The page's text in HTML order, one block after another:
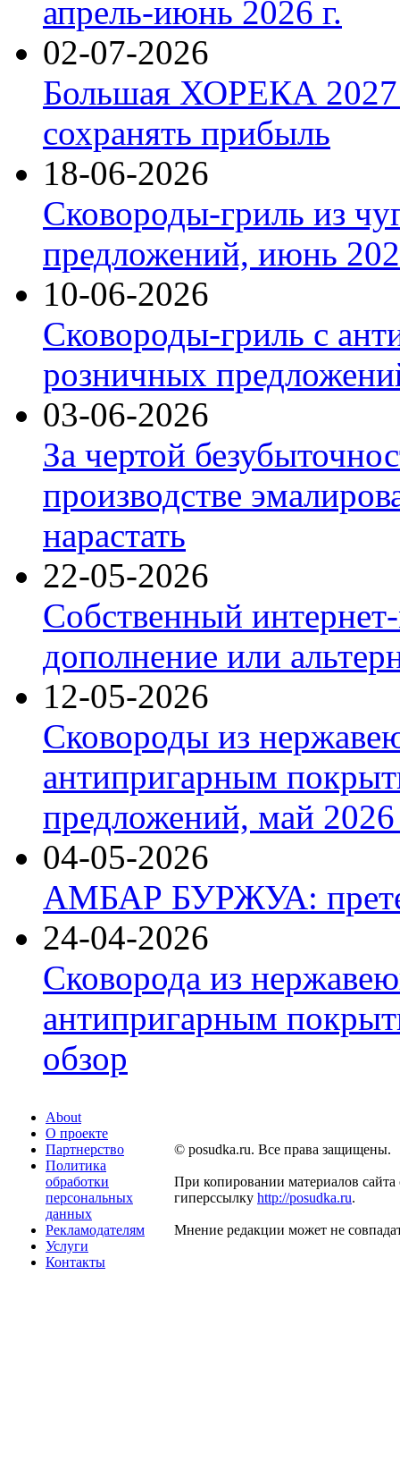
апрель-июнь 2026 г.
02-07-2026
Большая ХОРЕКА 2027:
сохранять прибыль
18-06-2026
Сковороды-гриль из
предложений, июнь
10-06-2026
Сковороды-гриль с
розничных
03-06-2026
За чертой
производстве
нарастать
22-05-2026
Собственный
дополнение или
12-05-2026
Сковороды из
антипригарным
предложений, май 2026
04-05-2026
АМБАР БУРЖУА:
24-04-2026
Сковорода из
антипригарным
обзор
About
О проекте
Партнерство
Политика
обработки
персональных
данных
Рекламодателям
Услуги
Контакты
© posudka.ru. Все права защищены.
При копировании материалов сайта
гиперссылку http://posudka.ru.
Мнение редакции может не